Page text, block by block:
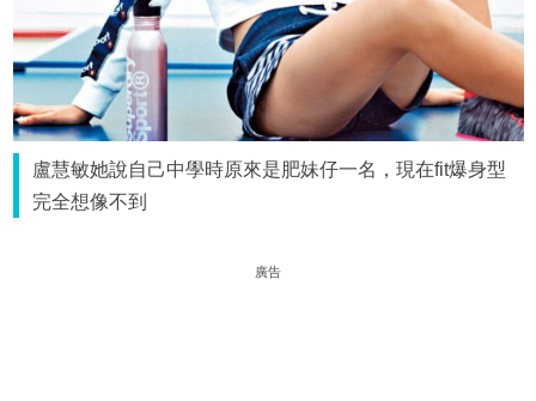
盧慧敏她說自己中學時原來是肥妹仔一名，現在fit爆身型
完全想像不到
廣告